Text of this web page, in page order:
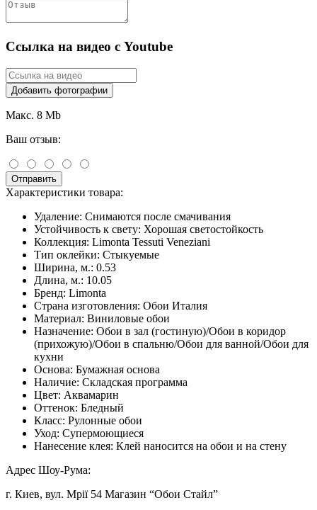
Ссылка на видео с Youtube
Добавить фотографии
Макс. 8 Mb
Ваш отзыв:
Отправить
Характеристики товара:
Удаление: Снимаются после смачивания
Устойчивость к свету: Хорошая светостойкость
Коллекция: Limonta Tessuti Veneziani
Тип оклейки: Стыкуемые
Ширина, м.: 0.53
Длина, м.: 10.05
Бренд: Limonta
Страна изготовления: Обои Италия
Материал: Виниловые обои
Назначение: Обои в зал (гостиную)/Обои в коридор
(прихожую)/Обои в спальню/Обои для ванной/Обои для
кухни
Основа: Бумажная основа
Наличие: Складская программа
Цвет: Аквамарин
Оттенок: Бледный
Класс: Рулонные обои
Уход: Супермоющиеся
Нанесение клея: Клей наносится на обои и на стену
Адрес Шоу-Рума:
г. Киев, вул. Мрії 54 Магазин “Обои Стайл”